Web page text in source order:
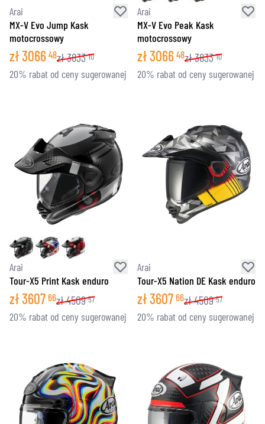
Arai
MX-V Evo Jump Kask
motocrossowy
zł3066 48zł3833 10
20% rabat od ceny sugerowanej
Arai
MX-V Evo Peak Kask
motocrossowy
zł3066 48zł3833 10
20% rabat od ceny sugerowanej
Arai
Tour-X5 Print Kask enduro
zł3607 66zł4509 57
20% rabat od ceny sugerowanej
Arai
Tour-X5 Nation DE Kask enduro
zł3607 66zł4509 57
20% rabat od ceny sugerowanej